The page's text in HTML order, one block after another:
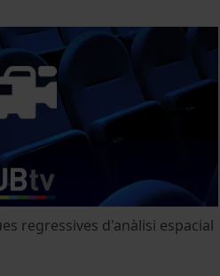
regressives d'anàlisi espacial